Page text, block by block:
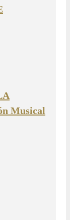
Musical